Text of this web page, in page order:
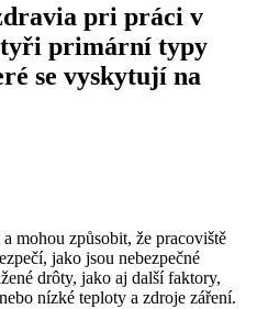
pri práci v
primární typy
se vyskytují na
mohou způsobit, že pracoviště
jako jsou nebezpečné
drôty, jako aj další faktory,
nízké teploty a zdroje záření.